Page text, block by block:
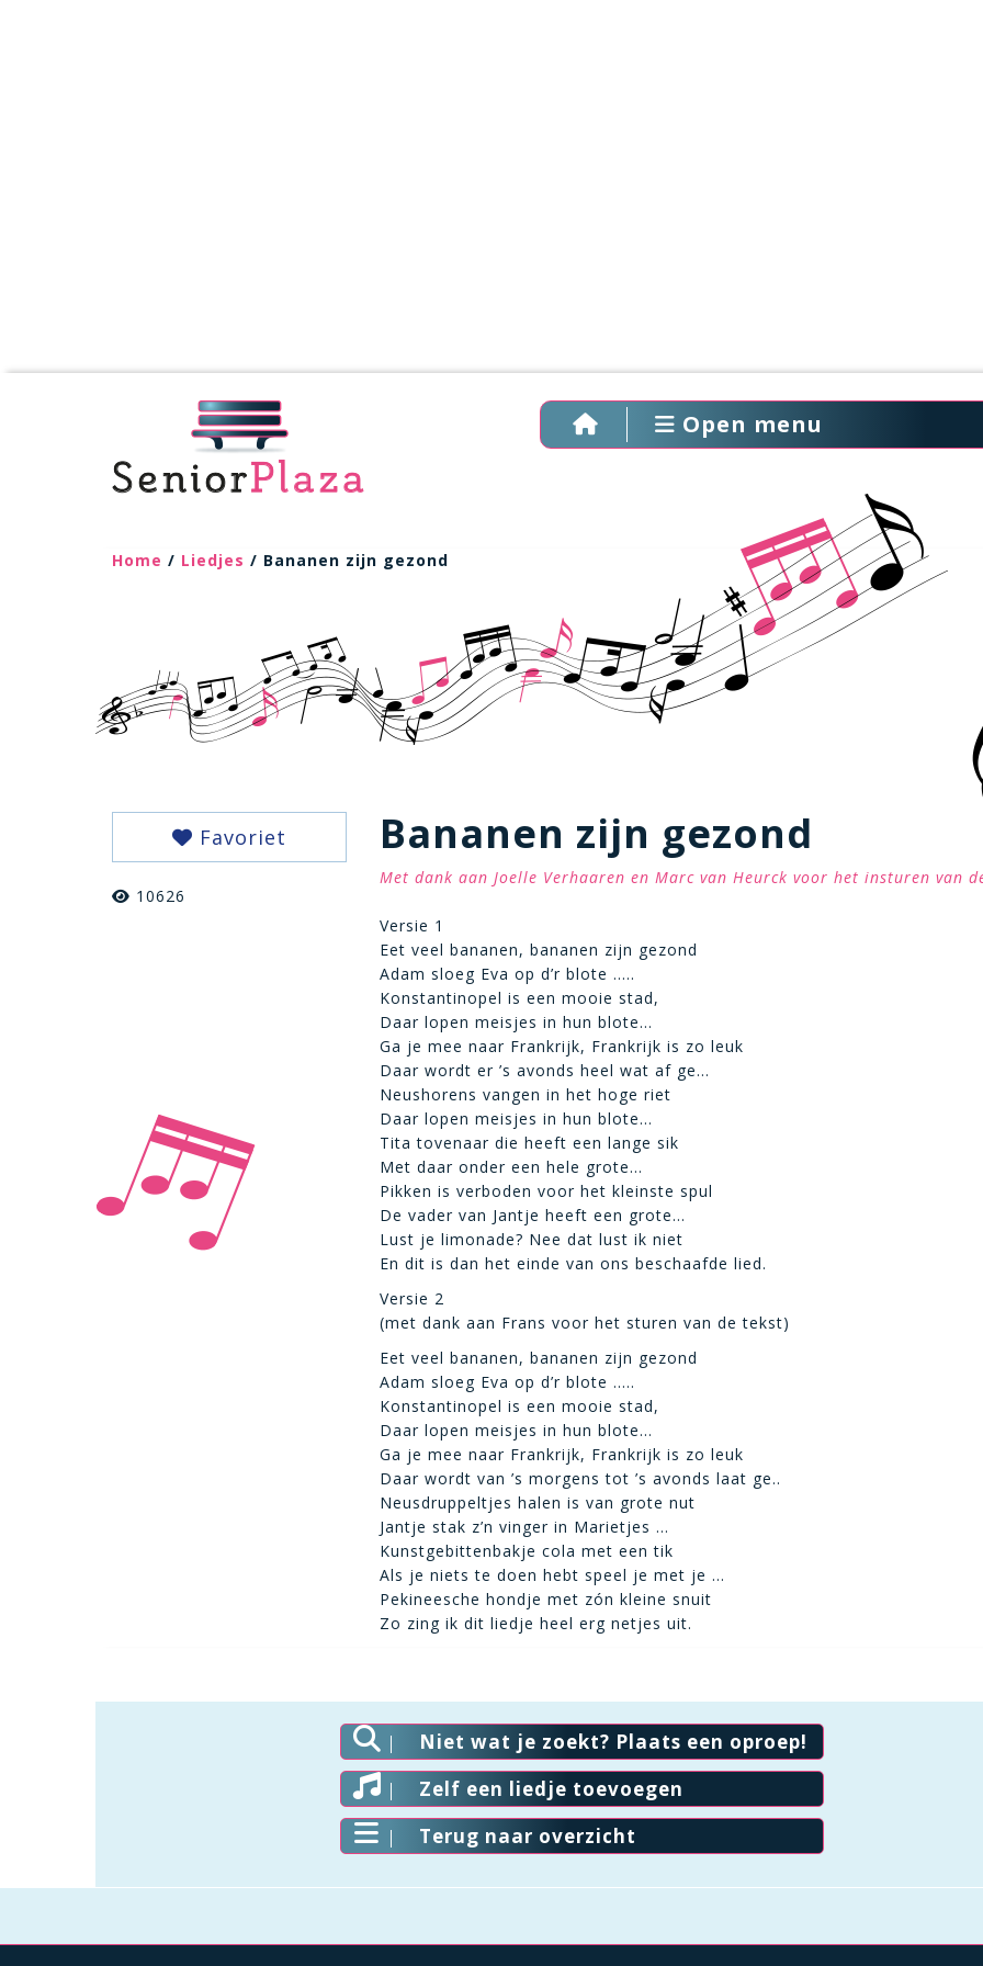
Open menu
Home / Liedjes / Bananen zijn gezond
Favoriet
10626
Bananen zijn gezond
Met dank aan Joelle Verhaaren en Marc van Heurck voor het insturen van
Versie 1
Eet veel bananen, bananen zijn gezond
Adam sloeg Eva op d’r blote …..
Konstantinopel is een mooie stad,
Daar lopen meisjes in hun blote…
Ga je mee naar Frankrijk, Frankrijk is zo leuk
Daar wordt er ’s avonds heel wat af ge…
Neushorens vangen in het hoge riet
Daar lopen meisjes in hun blote…
Tita tovenaar die heeft een lange sik
Met daar onder een hele grote…
Pikken is verboden voor het kleinste spul
De vader van Jantje heeft een grote…
Lust je limonade? Nee dat lust ik niet
En dit is dan het einde van ons beschaafde lied.
Versie 2
(met dank aan Frans voor het sturen van de tekst)
Eet veel bananen, bananen zijn gezond
Adam sloeg Eva op d’r blote …..
Konstantinopel is een mooie stad,
Daar lopen meisjes in hun blote…
Ga je mee naar Frankrijk, Frankrijk is zo leuk
Daar wordt van ’s morgens tot ’s avonds laat ge..
Neusdruppeltjes halen is van grote nut
Jantje stak z’n vinger in Marietjes …
Kunstgebittenbakje cola met een tik
Als je niets te doen hebt speel je met je …
Pekineesche hondje met zón kleine snuit
Zo zing ik dit liedje heel erg netjes uit.
Niet wat je zoekt? Plaats een oproep!
Zelf een liedje toevoegen
Terug naar overzicht